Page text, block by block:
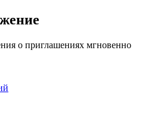
о приглашениях мгновенно